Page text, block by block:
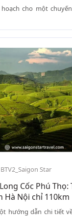
cho một
BTV2_Saigon Star
Cốc Phú Thọ:
Hà Nội chỉ 110km
hướng dẫn chi tiết